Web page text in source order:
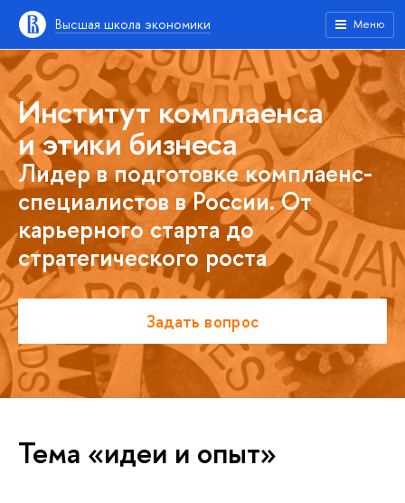
Высшая школа экономики Меню
Институт комплаенса
и этики бизнеса
Лидер в подготовке комплаенс-
специалистов в России. От
карьерного старта до
стратегического роста
Задать вопрос
Тема «идеи и опыт»